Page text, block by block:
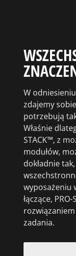
W
zdajemy
potrzebują
Właśnie
STACK™, z
modułów,
dokładnie
wyposażeniu
łączące,
zadania.